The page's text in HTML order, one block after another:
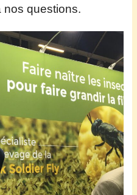
nos questions.